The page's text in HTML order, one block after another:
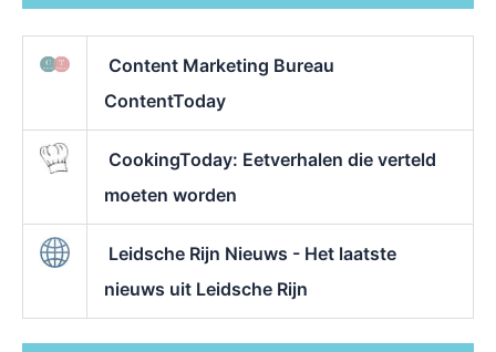
Content Marketing Bureau
ContentToday
CookingToday: Eetverhalen die verteld
moeten worden
Leidsche Rijn Nieuws - Het laatste
nieuws uit Leidsche Rijn